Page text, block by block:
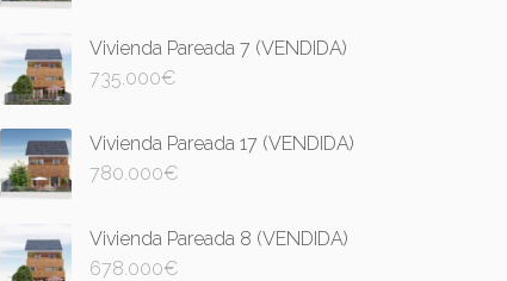
Vivienda Pareada 7 (VENDIDA)
735.000€
Vivienda Pareada 17 (VENDIDA)
780.000€
Vivienda Pareada 8 (VENDIDA)
678.000€